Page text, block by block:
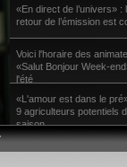
«En direct de l’univers» :
retour de l’émission est
Voici l'horaire des
«Salut Bonjour Week-
l'été
«L'amour est dans le
9 agriculteurs potentiels
saison